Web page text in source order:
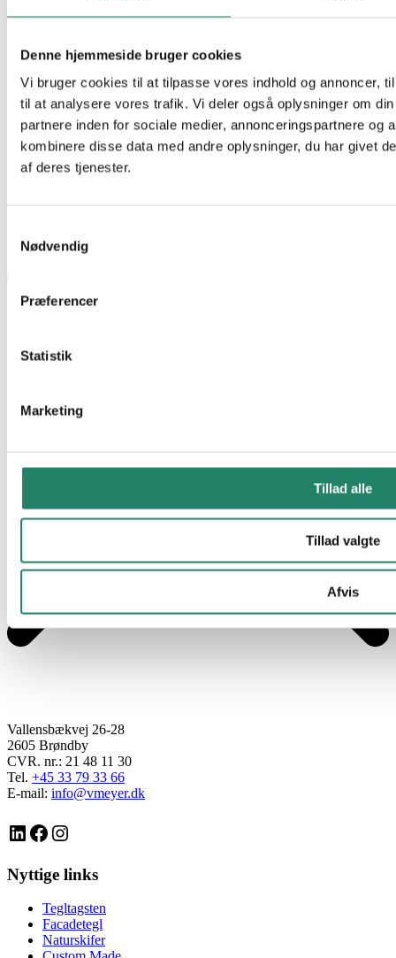
Denne hjemmeside bruger cookies
Vi bruger cookies til at tilpasse vores indhold og annoncer,
til at analysere vores trafik. Vi deler også oplysninger om
partnere inden for sociale medier, annonceringspartnere og
kombinere disse data med andre oplysninger, du har givet
af deres tjenester.
Nødvendig
Præferencer
Statistik
Marketing
Tillad alle
Tillad valgte
Afvis
Vallensbækvej 26-28
2605 Brøndby
CVR. nr.: 21 48 11 30
Tel. +45 33 79 33 66
E-mail: info@vmeyer.dk
LinkedIn
Facebook
Instagram
Nyttige links
Tegltagsten
Facadetegl
Naturskifer